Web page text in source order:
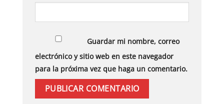
Guardar mi nombre, correo
electrónico y sitio web en este navegador
para la próxima vez que haga un comentario.